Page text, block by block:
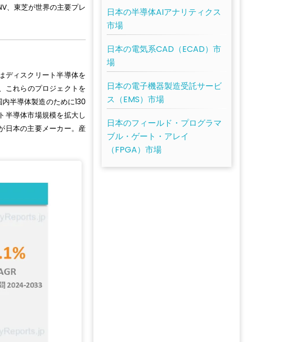
、東芝が世界の主要プレ
ディスクリート半導体を
これらのプロジェクトを
半導体製造のために130
半導体市場規模を拡大し
日本の主要メーカー。産
日本の半導体AIアナリティクス
市場
日本の電気系CAD（ECAD）市
場
日本の電子機器製造受託サービ
ス（EMS）市場
日本のフィールド・プログラマ
ブル・ゲート・アレイ
（FPGA）市場